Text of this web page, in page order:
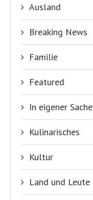
Ausland
Breaking News
Familie
Featured
In eigener Sache
Kulinarisches
Kultur
Land und Leute